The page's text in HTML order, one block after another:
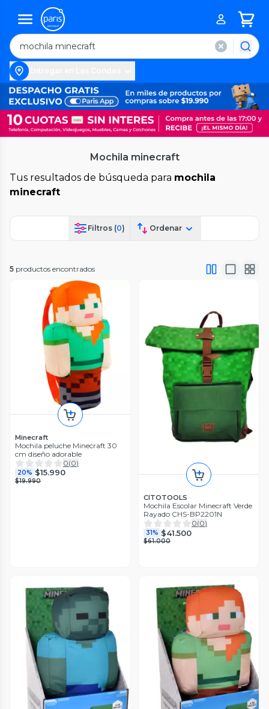
Mochila minecraft
Tus resultados de búsqueda para mochila
minecraft
Filtros (0) Ordenar
5 productos encontrados
Minecraft
Mochila peluche Minecraft 30
cm diseño adorable
0(0)
20% $15.990
$19.990
CITOTOOLS
Mochila Escolar Minecraft Verde
Rayado CHS-BP2201N
0(0)
31% $41.500
$61.000